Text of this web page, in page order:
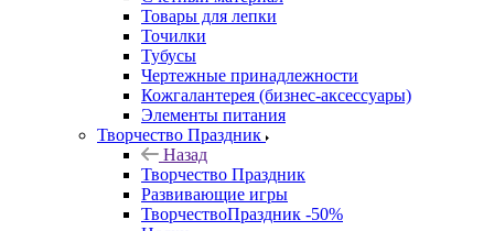
Товары для лепки
Точилки
Тубусы
Чертежные принадлежности
Кожгалантерея (бизнес-аксессуары)
Элементы питания
Творчество Праздник
Назад
Творчество Праздник
Развивающие игры
ТворчествоПраздник -50%